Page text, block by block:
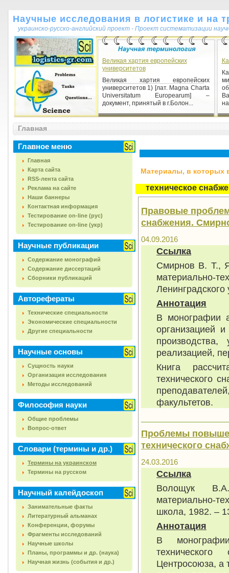
Научные исследования в логистике и на
украинско-русско-английский проект - Проект систематизации
Великая хартия европейских
университетов
Великая хартия европейских
университетов 1) [лат. Magna Charta
Universitatum Europearum] –
документ, принятый в г.Болон...
Предмет дослідження
методологічна характеристика
дослідження; усе те, що
знаходиться в межах об'єкту
дослідження. ...
Главная
Главное меню
Главная
Карта сайта
RSS-лента сайта
Реклама на сайте
Наши баннеры
Контактная информация
Тестирование on-line (рус)
Тестирование on-line (укр)
Научные публикации
Содержание монографий
Содержание диссертаций
Сборники публикаций
Авторефераты
Технические специальности
Экономические специальности
Другие специальности
Научные основы
Сущность науки
Организация исследования
Методы исследований
Философия науки
Общие проблемы
Вопрос-ответ
Словари (термины и др.)
Термины на украинском
Термины на русском
Научный калейдоскоп
Занимательные факты
Литературный альманах
Конференции, форумы
Фрагменты исследований
Научные школы
Планы, программы и др. (наука)
Научная жизнь (события и др.)
Материалы, в которых
техническое
Правовые
снабжения.
04.09.2016
Ссылка
Смирнов В. Т.,
материально-
Ленинградского
Аннотация
В монографии
организацией
реализацией,
Книга
технического
факультетов.
Проблемы
технического
24.03.2016
Ссылка
Волощук
материально-
школа, 1982. –
Аннотация
В
Центросоюза, а